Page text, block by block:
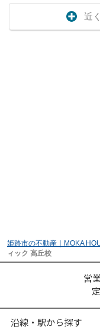
近
姫路市の不動産｜MOKA
ィック 高丘校
営
沿線・駅から探す